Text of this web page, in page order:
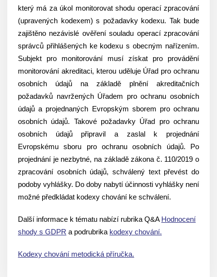
který má za úkol monitorovat shodu operací zpracování
(upravených kodexem) s požadavky kodexu. Tak bude
zajištěno nezávislé ověření souladu operací zpracování
správců přihlášených ke kodexu s obecným nařízením.
Subjekt pro monitorování musí získat pro provádění
monitorování akreditaci, kterou uděluje Úřad pro ochranu
osobních údajů na základě plnění akreditačních
požadavků navržených Úřadem pro ochranu osobních
údajů a projednaných Evropským sborem pro ochranu
osobních údajů. Takové požadavky Úřad pro ochranu
osobních údajů připravil a zaslal k projednání
Evropskému sboru pro ochranu osobních údajů. Po
projednání je nezbytné, na základě zákona č. 110/2019 o
zpracování osobních údajů, schválený text převést do
podoby vyhlášky. Do doby nabytí účinnosti vyhlášky není
možné předkládat kodexy chování ke schválení.
Další informace k tématu nabízí rubrika Q&A Hodnocení
shody s GDPR a podrubrika kodexy chování.
Kodexy chování metodická příručka.